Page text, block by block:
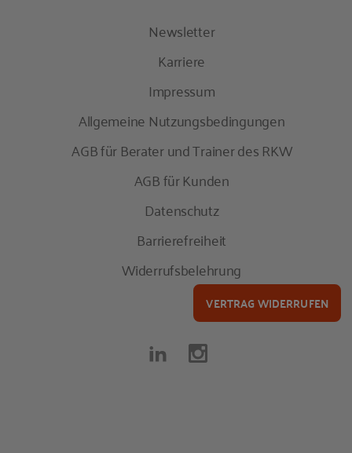
Newsletter
Karriere
Impressum
Allgemeine Nutzungsbedingungen
AGB für Berater und Trainer des RKW
AGB für Kunden
Datenschutz
Barrierefreiheit
Widerrufsbelehrung
VERTRAG WIDERRUFEN